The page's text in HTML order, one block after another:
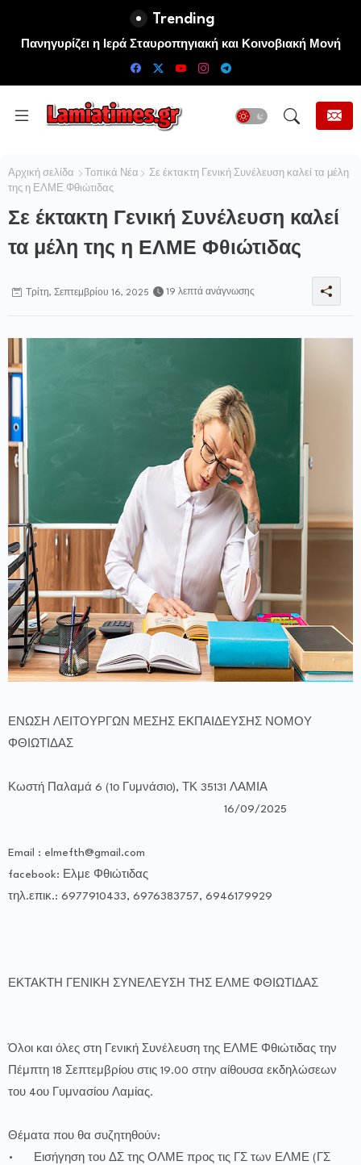
Trending
Πανηγυρίζει η Ιερά Σταυροπηγιακή και Κοινοβιακή Μονή
Μεταμορφώσεως του Σωτήρος Καμενων Βουρλων (Μονή
Αρχική σελίδα Τοπικά Νέα
Σε έκτακτη Γενική Συνέλευση καλεί τα μέλη
της η ΕΛΜΕ Φθιώτιδας
Σε έκτακτη Γενική Συνέλευση καλεί
τα μέλη της η ΕΛΜΕ Φθιώτιδας
Τρίτη, Σεπτεμβρίου 16, 2025 19 λεπτά ανάγνωσης
ΕΝΩΣΗ ΛΕΙΤΟΥΡΓΩΝ ΜΕΣΗΣ ΕΚΠΑΙΔΕΥΣΗΣ ΝΟΜΟΥ
ΦΘΙΩΤΙΔΑΣ
Κωστή Παλαμά 6 (1ο Γυμνάσιο), ΤΚ 35131 ΛΑΜΙΑ
16/09/2025
Email : elmefth@gmail.com
facebook: Ελμε Φθιώτιδας
τηλ.επικ.: 6977910433, 6976383757, 6946179929
ΕΚΤΑΚΤΗ ΓΕΝΙΚΗ ΣΥΝΕΛΕΥΣΗ ΤΗΣ ΕΛΜΕ ΦΘΙΩΤΙΔΑΣ
Όλοι και όλες στη Γενική Συνέλευση της ΕΛΜΕ Φθιώτιδας την
Πέμπτη 18 Σεπτεμβρίου στις 19.00 στην αίθουσα εκδηλώσεων
του 4ου Γυμνασίου Λαμίας.
Θέματα που θα συζητηθούν:
•
Εισήγηση του ΔΣ της ΟΛΜΕ προς τις ΓΣ των ΕΛΜΕ (ΓΣ